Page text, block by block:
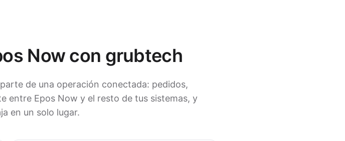
Now con grubtech
de una operación conectada: pedidos,
entre Epos Now y el resto de tus sistemas, y
en un solo lugar.